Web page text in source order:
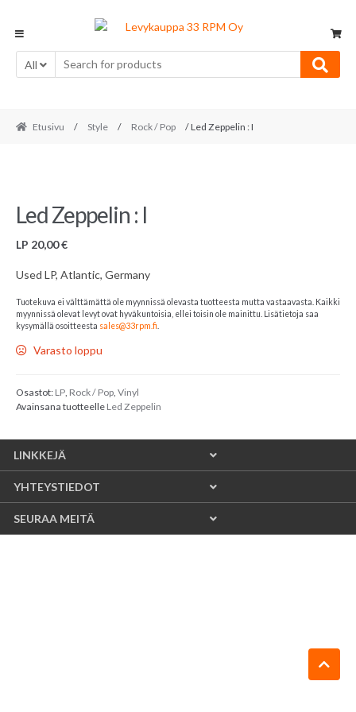
navigation
content
All
Etusivu / Style / Rock / Pop / Led Zeppelin : I
Led Zeppelin : I
LP 20,00€
Used LP, Atlantic, Germany
Tuotekuva ei välttämättä ole myynnissä olevasta tuotteesta mutta vastaavasta. Kaikki
myynnissä olevat levyt ovat hyväkuntoisia, ellei toisin ole mainittu. Lisätietoja saa
kysymällä osoitteesta sales@33rpm.fi
Varasto loppu
Osastot: LP, Rock / Pop, Vinyl
Avainsana tuotteelle Led Zeppelin
LINKKEJÄ
YHTEYSTIEDOT
SEURAA MEITÄ